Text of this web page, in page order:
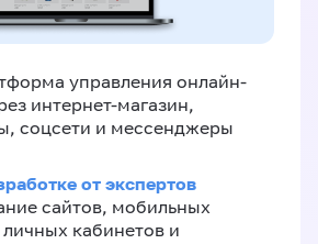
управления онлайн-
интернет-магазин,
соцсети и мессенджеры
от экспертов
сайтов, мобильных
кабинетов и